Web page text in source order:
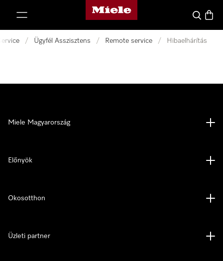
Miele honlapja
Kereses
/ Ügyfél Asszisztens / Remote service / Hibaelhárítás
Miele Magyarország
Előnyök
Okosotthon
Üzleti partner